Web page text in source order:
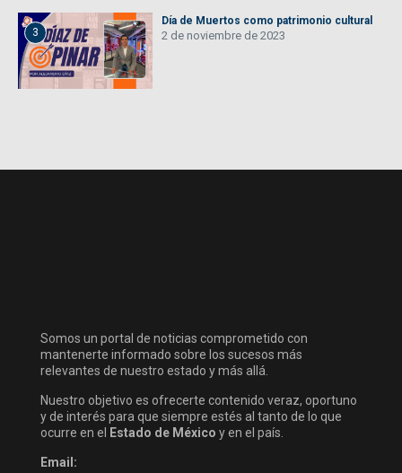
3
Día de Muertos como patrimonio cultural
2 de noviembre de 2023
Somos un portal de noticias comprometido con
mantenerte informado sobre los sucesos más
relevantes de nuestro estado y más allá.
Nuestro objetivo es ofrecerte contenido veraz, oportuno
y de interés para que siempre estés al tanto de lo que
ocurre en el
Estado de México y en el país.
Email: